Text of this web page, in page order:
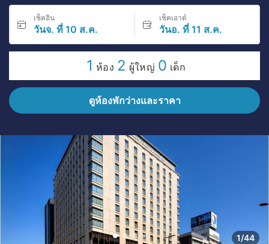
เช็คอิน
วันจ. ที่ 10 ส.ค.
เช็คเอาต์
วันอ. ที่ 11 ส.ค.
1 ห้อง 2 ผู้ใหญ่ 0 เด็ก
ดูห้องพักว่างและราคา
1/44